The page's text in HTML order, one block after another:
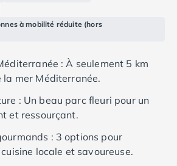
sur Mer
Ardenne
à mobilité réduite (hors
: À seulement 5 km
la mer Méditerranée.
: Un beau parc fleuri pour un
et ressourçant.
: 3 options pour
locale et savoureuse.